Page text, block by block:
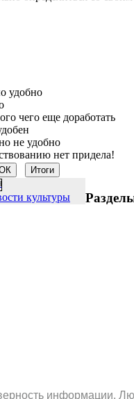
удобно
чего еще доработать
не удобно
нет придела!
культуры
информации.